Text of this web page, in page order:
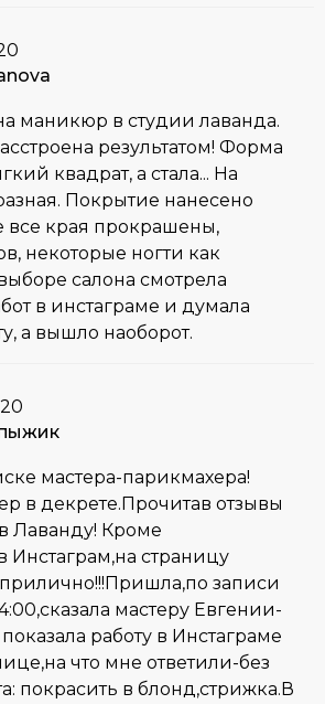
маникюр в студии лаванда.
результатом! Форма
квадрат, а стала... На
Покрытие нанесено
все края прокрашены,
некоторые ногти как
салона смотрела
в инстаграме и думала
а вышло наоборот.
мастера-парикмахера!
в декрете.Прочитав отзывы
в Лаванду! Кроме
Инстаграм,на страницу
прилично!!!Пришла,по записи
мастеру Евгении-
работу в Инстаграме
что мне ответили-без
покрасить в блонд,стрижка.В